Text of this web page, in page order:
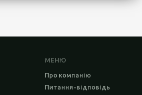
МЕНЮ
Про компанію
Питання-відповідь